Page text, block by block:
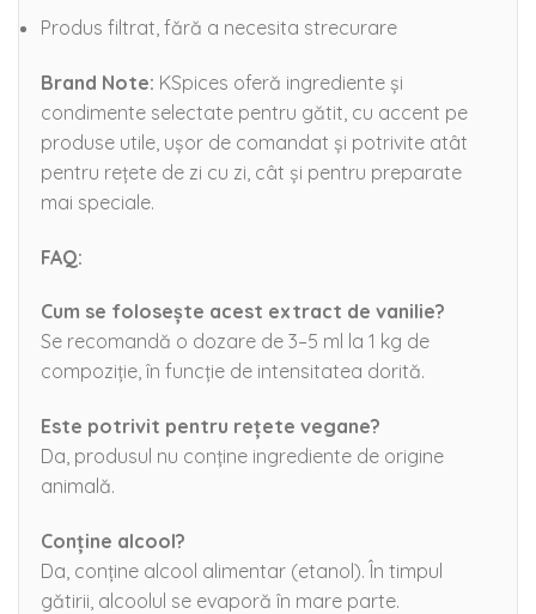
Produs filtrat, fără a necesita strecurare
Brand Note: KSpices oferă ingrediente și
condimente selectate pentru gătit, cu accent pe
produse utile, ușor de comandat și potrivite atât
pentru rețete de zi cu zi, cât și pentru preparate
mai speciale.
FAQ:
Cum se folosește acest extract de vanilie?
Se recomandă o dozare de 3–5 ml la 1 kg de
compoziție, în funcție de intensitatea dorită.
Este potrivit pentru rețete vegane?
Da, produsul nu conține ingrediente de origine
animală.
Conține alcool?
Da, conține alcool alimentar (etanol). În timpul
gătirii, alcoolul se evaporă în mare parte.